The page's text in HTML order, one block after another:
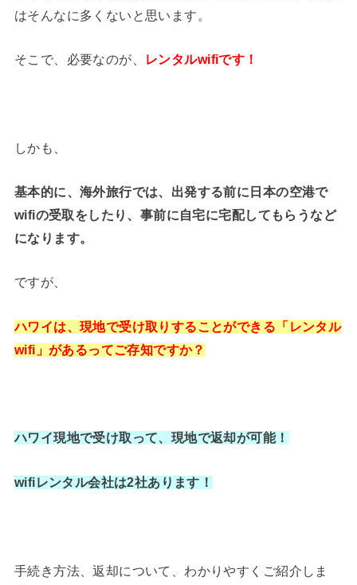
はそんなに多くないと思います。
そこで、必要なのが、 レンタルwifiです！
しかも、
基本的に、海外旅行では、出発する前に日本の空港で
wifiの受取をしたり、事前に自宅に宅配してもらうなど
になります。
ですが、
ハワイは、現地で受け取りすることができる「レンタル
wifi」があるってご存知ですか？
ハワイ現地で受け取って、現地で返却が可能！
wifiレンタル会社は2社あります！
手続き方法、返却について、わかりやすくご紹介しま